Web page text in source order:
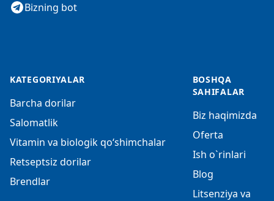
Bizning bot
KATEGORIYALAR
Barcha dorilar
Salomatlik
Vitamin va biologik qo‘shimchalar
Retseptsiz dorilar
Brendlar
BOSHQA
SAHIFALAR
Biz haqimizda
Oferta
Ish o`rinlari
Blog
Litsenziya va